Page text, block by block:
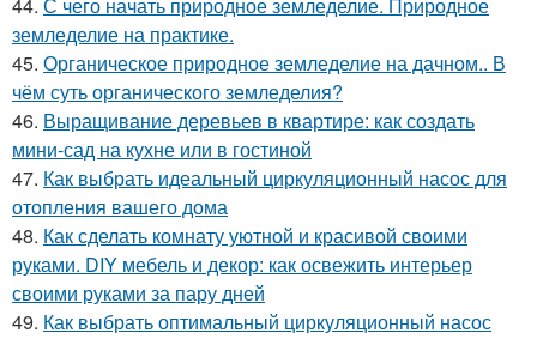
земледелие на практике.
45. Органическое природное земледелие на дачном.. В
чём суть органического земледелия?
46. Выращивание деревьев в квартире: как создать
мини-сад на кухне или в гостиной
47. Как выбрать идеальный циркуляционный насос для
отопления вашего дома
48. Как сделать комнату уютной и красивой своими
руками. DIY мебель и декор: как освежить интерьер
своими руками за пару дней
49. Как выбрать оптимальный циркуляционный насос